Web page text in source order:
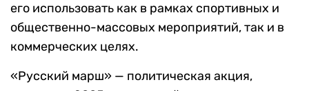
его использовать как в рамках спортивных и
общественно-массовых мероприятий, так и в
коммерческих целях.
«Русский марш» — политическая акция,